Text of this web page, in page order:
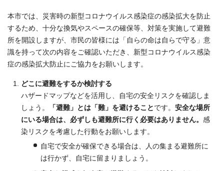
本市では、災害時の新型コロナウイルス感染症の感染拡大を防止
するため、十分な換気やスペースの確保等、対策を実施して避難
所を開設しますが、市民の皆様には「自らの命は自らで守る」意
識を持って次の内容をご確認いただき、新型コロナウイルス感染
症の感染拡大防止にご協力をお願いします。
どこに避難をするか検討する
ハザードマップなどを活用し、自宅の安全リスクを確認しま
しょう。
「避難」とは「難」を避けること です。 安全な場所
にいる場合は、必ずしも避難所に行く必要はありません。 感
染リスクを考慮した行動をお願いします。
自宅で安全が確保できる場合は、人の集まる避難所に
は行かず、自宅に留まりましょう。